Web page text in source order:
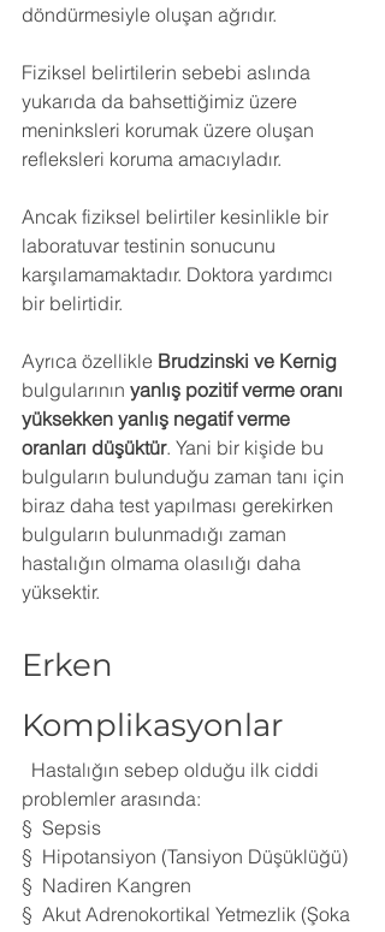
döndürmesiyle oluşan ağrıdır.
Fiziksel belirtilerin sebebi aslında
yukarıda da bahsettiğimiz üzere
meninksleri korumak üzere oluşan
refleksleri koruma amacıyladır.
Ancak fiziksel belirtiler kesinlikle bir
laboratuvar testinin sonucunu
karşılamamaktadır. Doktora yardımcı
bir belirtidir.
Ayrıca özellikle Brudzinski ve Kernig
bulgularının yanlış pozitif verme oranı
yüksekken yanlış negatif verme
oranları düşüktür. Yani bir kişide bu
bulguların bulunduğu zaman tanı için
biraz daha test yapılması gerekirken
bulguların bulunmadığı zaman
hastalığın olmama olasılığı daha
yüksektir.
Erken
Komplikasyonlar
problemler arasında:
§  Sepsis
§  Hipotansiyon (Tansiyon Düşüklüğü)
§  Nadiren Kangren
§  Akut Adrenokortikal Yetmezlik (Şoka